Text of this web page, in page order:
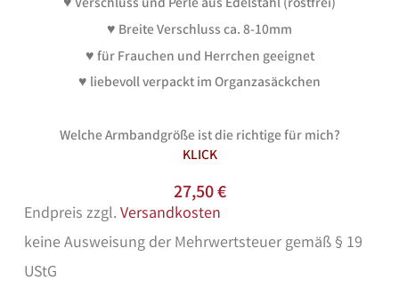
♥ Verschluss und Perle aus Edelstahl (rostfrei)
♥ Breite Verschluss ca. 8-10mm
♥ für Frauchen und Herrchen geeignet
♥ liebevoll verpackt im Organzasäckchen
Welche Armbandgröße ist die richtige für mich?
KLICK
27,50€
Endpreis zzgl.Versandkosten
keine Ausweisung der Mehrwertsteuer gemäß § 19
UStG